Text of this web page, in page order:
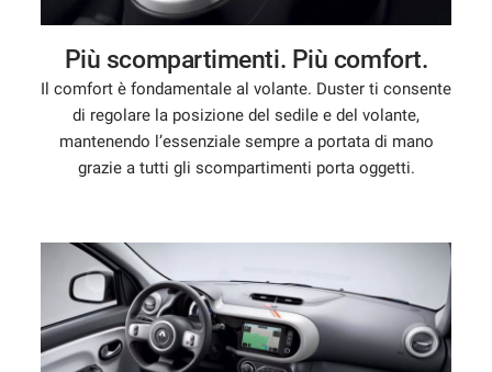
Più scompartimenti. Più comfort.
Il comfort è fondamentale al volante. Duster ti consente
di regolare la posizione del sedile e del volante,
mantenendo l’essenziale sempre a portata di mano
grazie a tutti gli scompartimenti porta oggetti.